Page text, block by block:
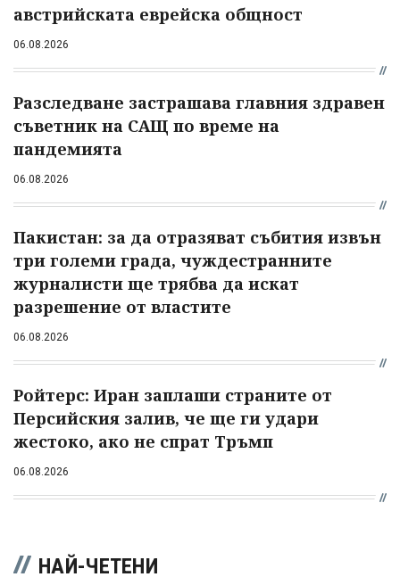
австрийската еврейска общност
06.08.2026
Разследване застрашава главния здравен
съветник на САЩ по време на
пандемията
06.08.2026
Пакистан: за да отразяват събития извън
три големи града, чуждестранните
журналисти ще трябва да искат
разрешение от властите
06.08.2026
Ройтерс: Иран заплаши страните от
Персийския залив, че ще ги удари
жестоко, ако не спрат Тръмп
06.08.2026
НАЙ-ЧЕТЕНИ